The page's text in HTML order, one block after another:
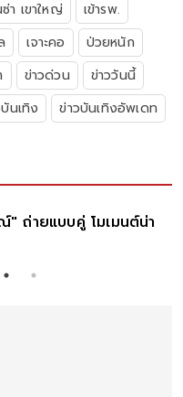
า เขาใหญ่
เข้ารพ.
เจาะคอ
ป่วยหนัก
ข่าวด่วน
ข่าววันนี้
นเทิง ข่าวบันเทิงอัพเดท
มจริงรับบทแม่ชี ใน